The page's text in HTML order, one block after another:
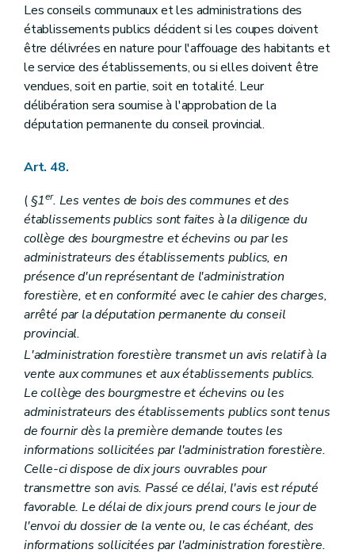
Les conseils communaux et les administrations des
établissements publics décident si les coupes doivent
être délivrées en nature pour l'affouage des habitants et
le service des établissements, ou si elles doivent être
vendues, soit en partie, soit en totalité. Leur
délibération sera soumise à l'approbation de la
députation permanente du conseil provincial.
Art. 48.
( §1er. Les ventes de bois des communes et des
établissements publics sont faites à la diligence du
collège des bourgmestre et échevins ou par les
administrateurs des établissements publics, en
présence d'un représentant de l'administration
forestière, et en conformité avec le cahier des charges,
arrêté par la députation permanente du conseil
provincial.
L'administration forestière transmet un avis relatif à la
vente aux communes et aux établissements publics.
Le collège des bourgmestre et échevins ou les
administrateurs des établissements publics sont tenus
de fournir dès la première demande toutes les
informations sollicitées par l'administration forestière.
Celle-ci dispose de dix jours ouvrables pour
transmettre son avis. Passé ce délai, l'avis est réputé
favorable. Le délai de dix jours prend cours le jour de
l'envoi du dossier de la vente ou, le cas échéant, des
informations sollicitées par l'administration forestière.